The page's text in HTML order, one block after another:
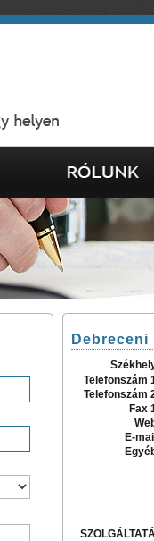
Debreceni
Telefonszám
Telefonszám
Fax
E-